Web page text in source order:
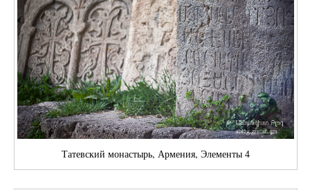
Татевский монастырь, Армения, Элементы 4